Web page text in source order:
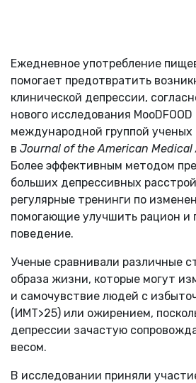
Ежедневное употребление
помогает предотвратить
клинической депрессии,
нового исследования
международной группой ученых
в Journal of the American Medical
Более эффективным методом
больших депрессивных
регулярные тренинги по
помогающие улучшить рацион и
поведение.
Ученые сравнивали различные
образа жизни, которые могут
и самочувствие людей с
(ИМТ>25) или ожирением,
депрессии зачастую
весом.
В исследовании приняли